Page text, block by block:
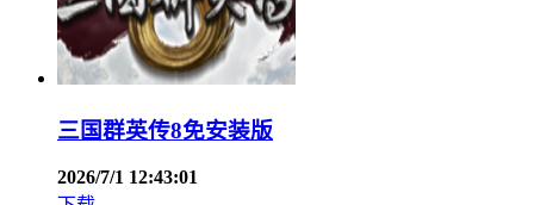
三国群英传8免安装版
2026/7/1 12:43:01